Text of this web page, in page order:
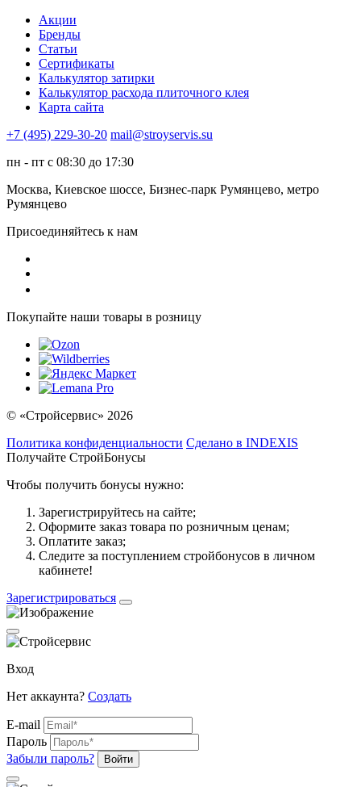
Акции
Бренды
Статьи
Сертификаты
Калькулятор затирки
Калькулятор расхода плиточного клея
Карта сайта
+7 (495) 229-30-20 mail@stroyservis.su
пн - пт с 08:30 до 17:30
Москва, Киевское шоссе, Бизнес-парк Румянцево, метро
Румянцево
Присоединяйтесь к нам
Покупайте наши товары в розницу
© «Стройсервис» 2026
Политика конфиденциальности Сделано в INDEXIS
Получайте СтройБонусы
Чтобы получить бонусы нужно:
Зарегистрируйтесь на сайте;
Оформите заказ товара по розничным ценам;
Оплатите заказ;
Следите за поступлением стройбонусов в личном
кабинете!
Зарегистрироваться
Вход
Нет аккаунта? Создать
E-mail
Пароль
Забыли пароль?
Войти